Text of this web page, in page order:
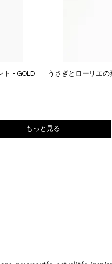
ト - GOLD ク
うさぎとローリエの
もっと見る